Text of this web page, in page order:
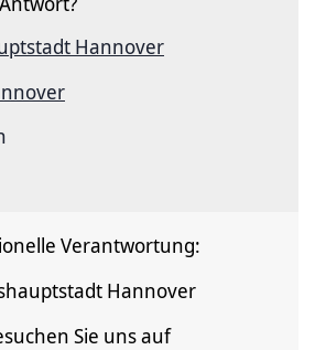
Hannover
Verantwortung:
Hannover
Sie uns auf